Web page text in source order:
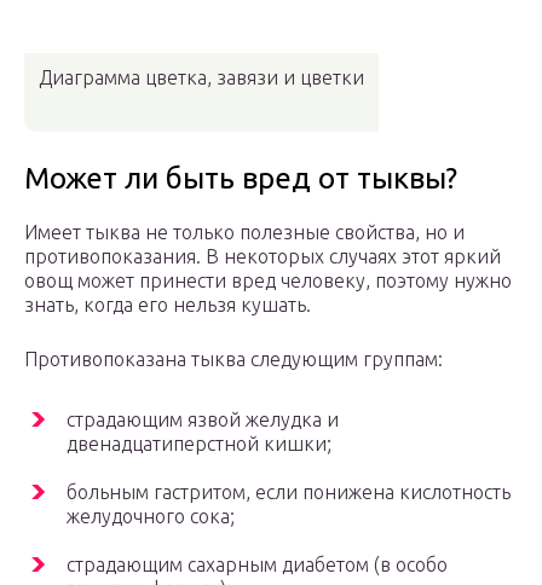
Диаграмма цветка, завязи и цветки
Может ли быть вред от тыквы?
Имеет тыква не только полезные свойства, но и
противопоказания. В некоторых случаях этот яркий
овощ может принести вред человеку, поэтому нужно
знать, когда его нельзя кушать.
Противопоказана тыква следующим группам:
страдающим язвой желудка и
двенадцатиперстной кишки;
больным гастритом, если понижена кислотность
желудочного сока;
страдающим сахарным диабетом (в особо